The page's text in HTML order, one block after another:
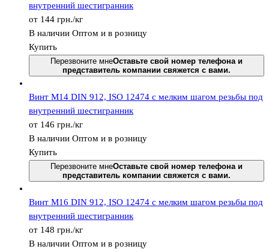
внутренний шестигранник
от 144 грн./кг
В наличии Оптом и в розницу
Купить
Перезвоните мнеОставьте свой номер телефона и
представитель компании свяжется с вами.
Винт М14 DIN 912, ISО 12474 с мелким шагом резьбы под
внутренний шестигранник
от 146 грн./кг
В наличии Оптом и в розницу
Купить
Перезвоните мнеОставьте свой номер телефона и
представитель компании свяжется с вами.
Винт М16 DIN 912, ISО 12474 с мелким шагом резьбы под
внутренний шестигранник
от 148 грн./кг
В наличии Оптом и в розницу